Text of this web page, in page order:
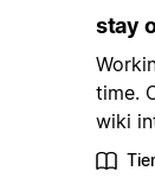
stay
time.
wiki